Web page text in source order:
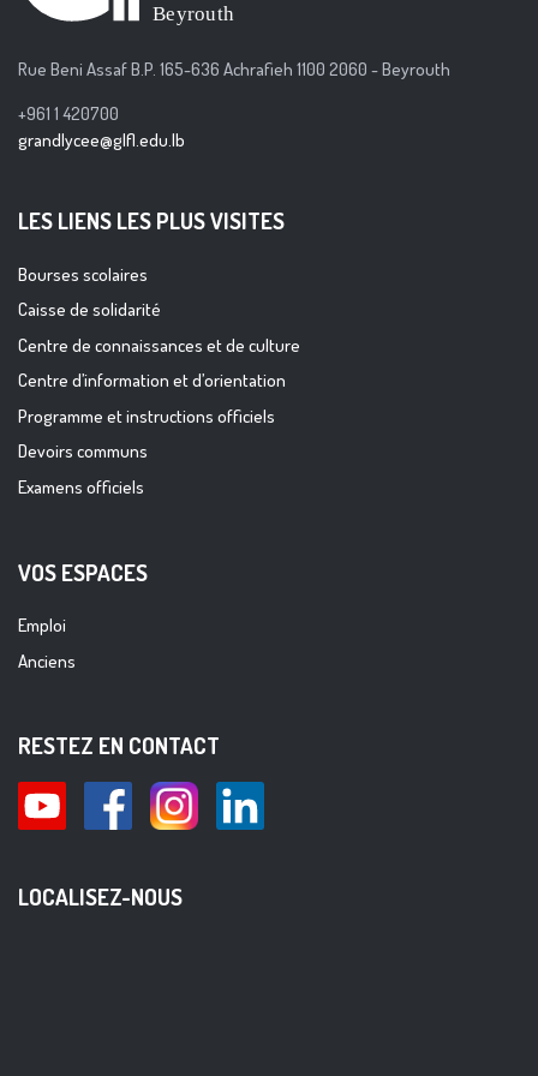
Rue Beni Assaf B.P. 165-636 Achrafieh 1100 2060 - Beyrouth
+961 1 420700
grandlycee@glfl.edu.lb
LES LIENS LES PLUS VISITES
Bourses scolaires
Caisse de solidarité
Centre de connaissances et de culture
Centre d’information et d’orientation
Programme et instructions officiels
Devoirs communs
Examens officiels
VOS ESPACES
Emploi
Anciens
RESTEZ EN CONTACT
LOCALISEZ-NOUS